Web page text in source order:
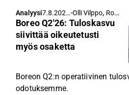
Analyysi7.8.2026
klo 5.15
-Olli Vilppo, Roni Peuranheimo
Boreo Q2'26: Tuloskasvu
siivittää oikeutetusti
myös osaketta
Boreon Q2:n operatiivinen
odotuksemme.